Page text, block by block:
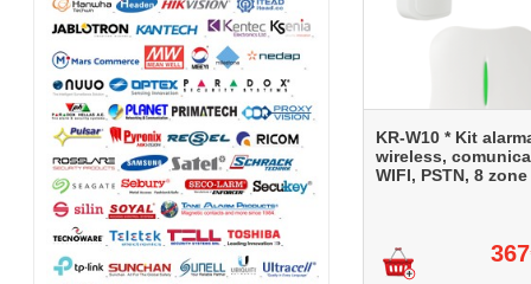
KR-W10 * Kit
wireless,
WIFI, PSTN, 8 zone
367